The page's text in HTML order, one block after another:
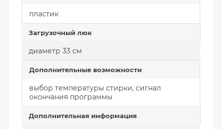
пластик
Загрузочный люк
диаметр 33 см
Дополнительные возможности
выбор температуры стирки, сигнал
окончания программы
Дополнительная информация